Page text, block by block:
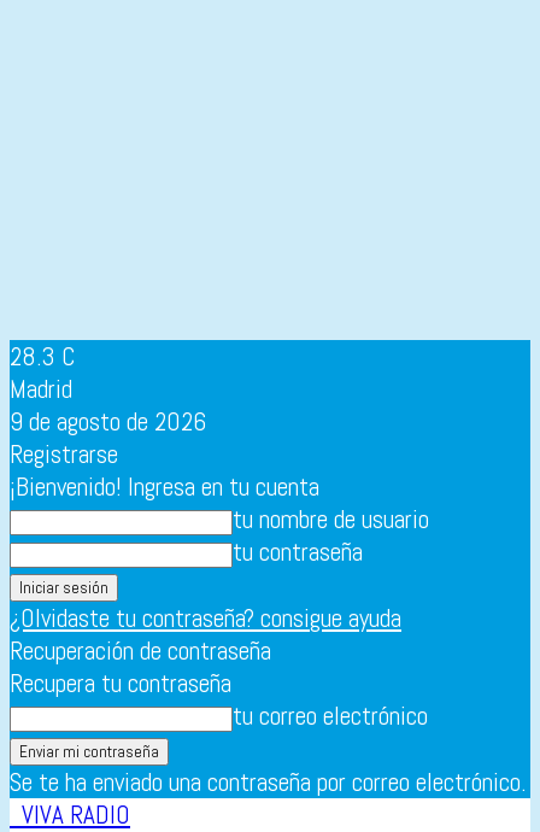
28.3 C
Madrid
9 de agosto de 2026
Registrarse
¡Bienvenido! Ingresa en tu cuenta
tu nombre de usuario
tu contraseña
¿Olvidaste tu contraseña? consigue ayuda
Recuperación de contraseña
Recupera tu contraseña
tu correo electrónico
Se te ha enviado una contraseña por correo electrónico.
VIVA RADIO